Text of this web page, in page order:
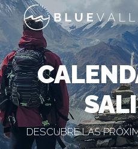
DESCUBRE LAS